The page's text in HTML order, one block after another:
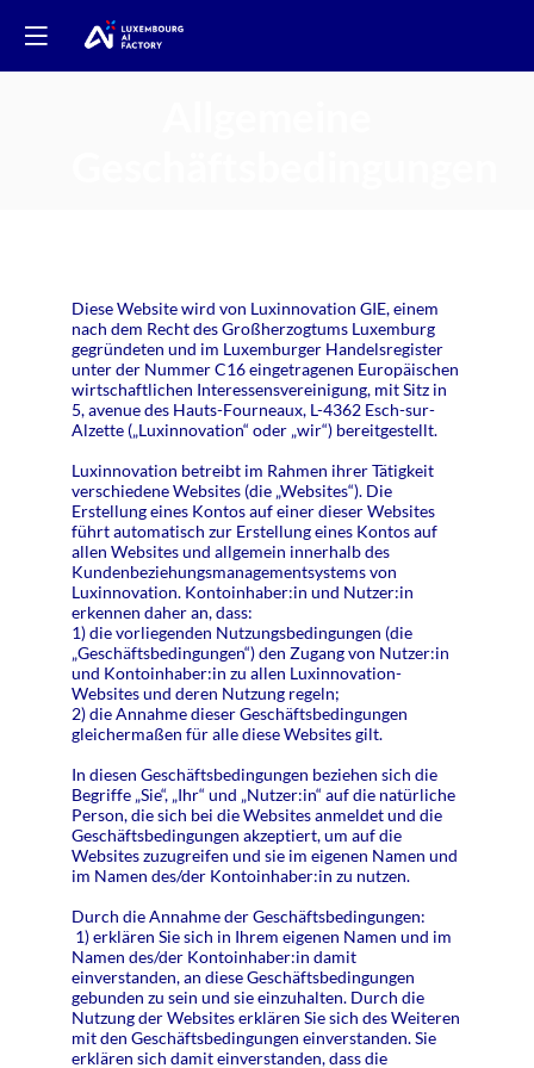
Diese Website wird von Luxinnovation GIE, einem
nach dem Recht des Großherzogtums Luxemburg
gegründeten und im Luxemburger Handelsregister
unter der Nummer C16 eingetragenen Europäischen
wirtschaftlichen Interessensvereinigung, mit Sitz in
5, avenue des Hauts-Fourneaux, L-4362 Esch-sur-
Alzette („Luxinnovation“ oder „wir“) bereitgestellt.
Luxinnovation betreibt im Rahmen ihrer Tätigkeit
verschiedene Websites (die „Websites“). Die
Erstellung eines Kontos auf einer dieser Websites
führt automatisch zur Erstellung eines Kontos auf
allen Websites und allgemein innerhalb des
Kundenbeziehungsmanagementsystems von
Luxinnovation. Kontoinhaber:in und Nutzer:in
erkennen daher an, dass:
1) die vorliegenden Nutzungsbedingungen (die
„Geschäftsbedingungen“) den Zugang von Nutzer:in
und Kontoinhaber:in zu allen Luxinnovation-
Websites und deren Nutzung regeln;
2) die Annahme dieser Geschäftsbedingungen
gleichermaßen für alle diese Websites gilt.
In diesen Geschäftsbedingungen beziehen sich die
Begriffe „Sie“, „Ihr“ und „Nutzer:in“ auf die natürliche
Person, die sich bei die Websites anmeldet und die
Geschäftsbedingungen akzeptiert, um auf die
Websites zuzugreifen und sie im eigenen Namen und
im Namen des/der Kontoinhaber:in zu nutzen.
Durch die Annahme der Geschäftsbedingungen:
1) erklären Sie sich in Ihrem eigenen Namen und im
Namen des/der Kontoinhaber:in damit
einverstanden, an diese Geschäftsbedingungen
gebunden zu sein und sie einzuhalten. Durch die
Nutzung der Websites erklären Sie sich des Weiteren
mit den Geschäftsbedingungen einverstanden. Sie
erklären sich damit einverstanden, dass die